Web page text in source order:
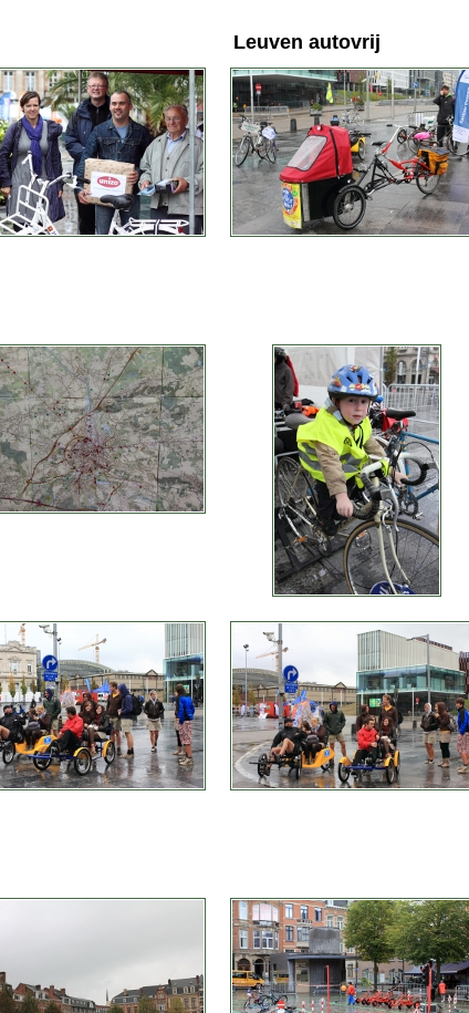
Leuven autovrij